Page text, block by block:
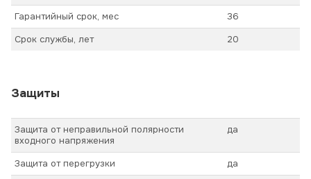
Гарантийный срок, мес
36
Срок службы, лет
20
Защиты
Защита от неправильной полярности
входного напряжения
да
Защита от перегрузки
да